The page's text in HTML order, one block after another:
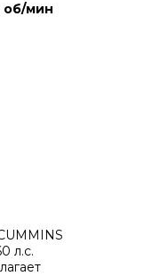
об/мин
л.с.